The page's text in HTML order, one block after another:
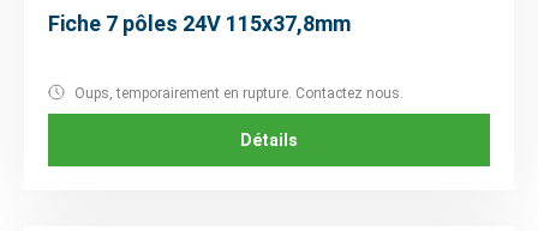
Fiche 7 pôles 24V 115x37,8mm
Oups, temporairement en rupture. Contactez nous.
Détails